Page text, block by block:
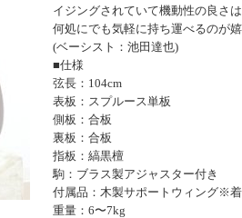
イジングされていて機動性の良さ
何処にでも気軽に持ち運べるのが
(ベーシスト：池田達也)
■仕様
弦長：104cm
表板：スプルース単板
側板：合板
裏板：合板
指板：縞黒檀
駒：ブラス製アジャスター付き
付属品：木製サポートウィング※
重量：6〜7kg